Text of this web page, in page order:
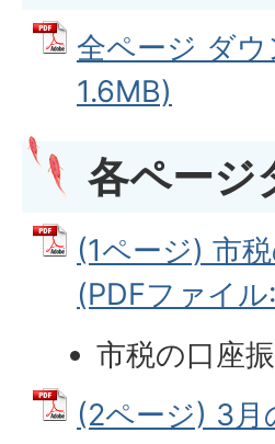
全ページ ダ
1.6MB)
各ページ
(1ページ) 市
(PDFファイ
市税の口座
(2ページ) 3